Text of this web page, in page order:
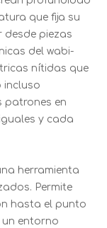
que fija su
desde piezas
del wabi-
nítidas que
incluso
patrones en
y cada
herramienta
Permite
hasta el punto
entorno